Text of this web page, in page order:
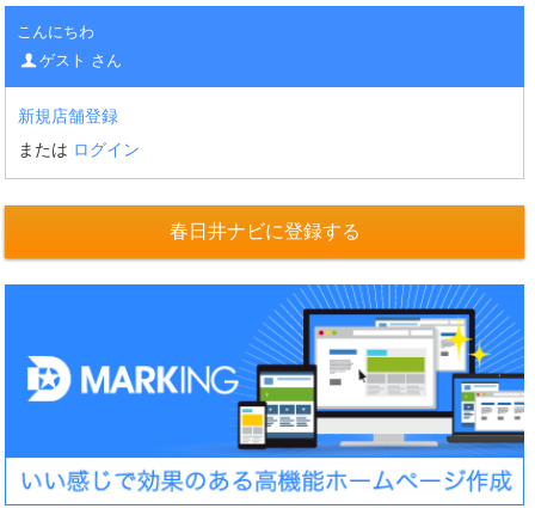
こんにちわ
ゲスト さん
新規店舗登録
または ログイン
春日井ナビに登録する